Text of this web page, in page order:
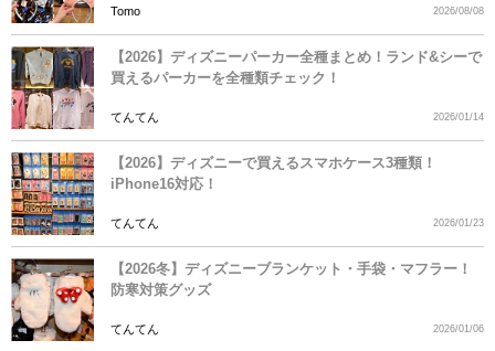
Tomo 2026/08/08
【2026】ディズニーパーカー全種まとめ！ランド&シーで
買えるパーカーを全種類チェック！
てんてん 2026/01/14
【2026】ディズニーで買えるスマホケース3種類！
iPhone16対応！
てんてん 2026/01/23
【2026冬】ディズニーブランケット・手袋・マフラー！
防寒対策グッズ
てんてん 2026/01/06